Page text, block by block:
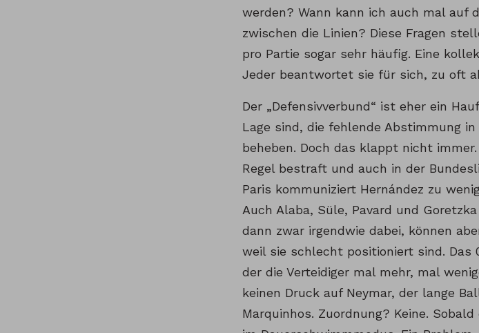
werden? Wann kann ich auch mal auf
zwischen die Linien? Diese Fragen
pro Partie sogar sehr häufig. Eine
Jeder beantwortet sie für sich, zu oft
Der „Defensivverbund“ ist eher ein
Lage sind, die fehlende Abstimmung
beheben. Doch das klappt nicht
Regel bestraft und auch in der
Paris kommuniziert Hernández zu
Auch Alaba, Süle, Pavard und
dann zwar irgendwie dabei, können
weil sie schlecht positioniert sind.
der die Verteidiger mal mehr, mal
keinen Druck auf Neymar, der lange
Marquinhos. Zuordnung? Keine.